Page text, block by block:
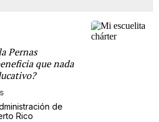
Pernas
que nada
de
Rico